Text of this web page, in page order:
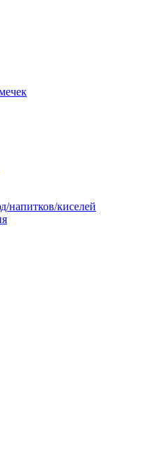
напитков/киселей